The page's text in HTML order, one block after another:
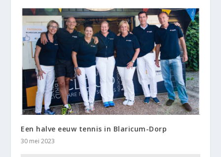
Een halve eeuw tennis in Blaricum-Dorp
30 mei 2023